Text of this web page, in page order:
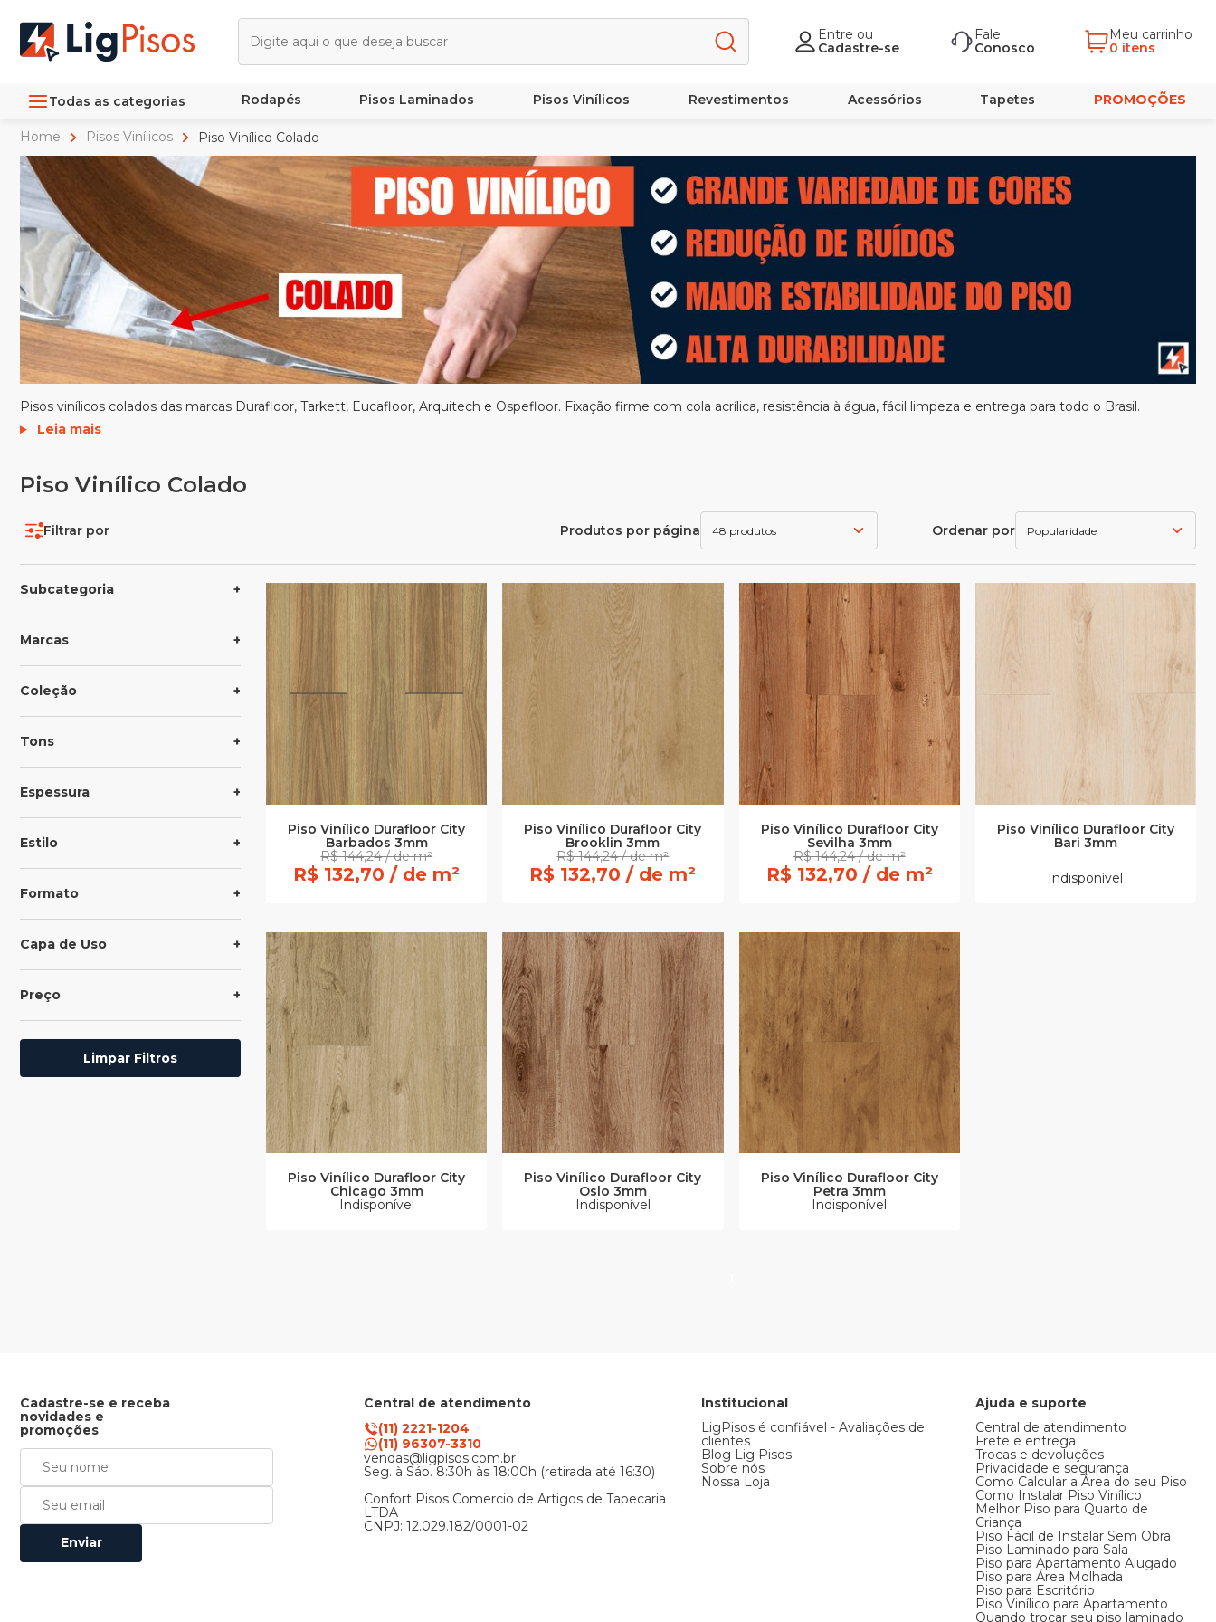
Entre ou
Cadastre-se
Fale
Conosco
Meu carrinho
0 itens
Todas as categorias Rodapés Pisos Laminados Pisos Vinílicos Revestimentos Acessórios Tapetes PROMOÇÕES
Home Pisos Vinílicos Piso Vinílico Colado
Pisos vinílicos colados das marcas Durafloor, Tarkett, Eucafloor, Arquitech e Ospefloor. Fixação firme com cola acrílica, resistência à água, fácil limpeza e entrega para todo o Brasil.
Leia mais
Piso Vinílico Colado
Filtrar por Produtos por página 48 produtos Ordenar por Popularidade
Subcategoria
Marcas
Coleção
Tons
Espessura
Estilo
Formato
Capa de Uso
Preço
Limpar Filtros
Piso Vinílico Durafloor City
Barbados 3mm
R$ 144,24 / de m²
R$ 132,70 / de m²
Piso Vinílico Durafloor City
Brooklin 3mm
R$ 144,24 / de m²
R$ 132,70 / de m²
Piso Vinílico Durafloor City
Sevilha 3mm
R$ 144,24 / de m²
R$ 132,70 / de m²
Piso Vinílico Durafloor City
Bari 3mm
Indisponível
Piso Vinílico Durafloor City
Chicago 3mm
Indisponível
Piso Vinílico Durafloor City
Oslo 3mm
Indisponível
Piso Vinílico Durafloor City
Petra 3mm
Indisponível
Cadastre-se e receba
novidades e
promoções
Enviar
Central de atendimento
(11) 2221-1204
(11) 96307-3310
vendas@ligpisos.com.br
Seg. à Sáb. 8:30h às 18:00h (retirada até 16:30)
Confort Pisos Comercio de Artigos de Tapecaria
LTDA
CNPJ: 12.029.182/0001-02
Institucional
LigPisos é confiável - Avaliações de
clientes
Blog Lig Pisos
Sobre nós
Nossa Loja
Ajuda e suporte
Central de atendimento
Frete e entrega
Trocas e devoluções
Privacidade e segurança
Como Calcular a Área do seu Piso
Como Instalar Piso Vinílico
Melhor Piso para Quarto de
Criança
Piso Fácil de Instalar Sem Obra
Piso Laminado para Sala
Piso para Apartamento Alugado
Piso para Área Molhada
Piso para Escritório
Piso Vinílico para Apartamento
Quando trocar seu piso laminado